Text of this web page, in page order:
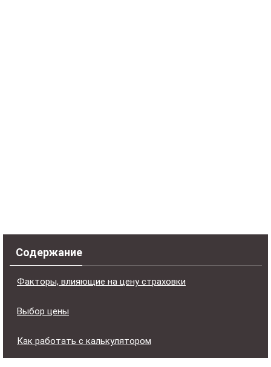
Содержание
Факторы, влияющие на цену страховки
Выбор цены
Как работать с калькулятором